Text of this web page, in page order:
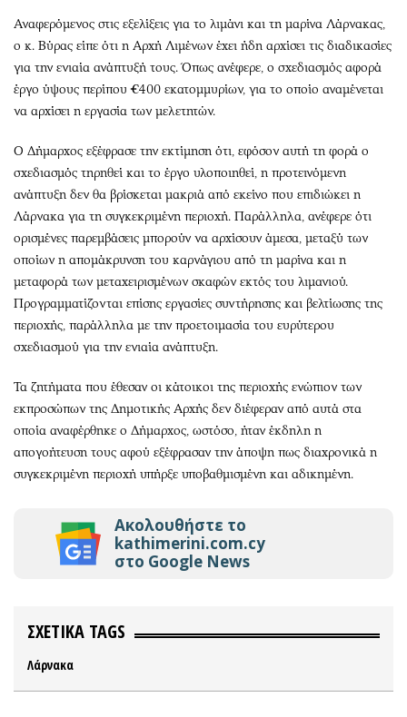
Αναφερόμενος στις εξελίξεις για το λιμάνι και τη μαρίνα Λάρνακας,
ο κ. Βύρας είπε ότι η Αρχή Λιμένων έχει ήδη αρχίσει τις διαδικασίες
για την ενιαία ανάπτυξή τους. Όπως ανέφερε, ο σχεδιασμός αφορά
έργο ύψους περίπου €400 εκατομμυρίων, για το οποίο αναμένεται
να αρχίσει η εργασία των μελετητών.
Ο Δήμαρχος εξέφρασε την εκτίμηση ότι, εφόσον αυτή τη φορά ο
σχεδιασμός τηρηθεί και το έργο υλοποιηθεί, η προτεινόμενη
ανάπτυξη δεν θα βρίσκεται μακριά από εκείνο που επιδιώκει η
Λάρνακα για τη συγκεκριμένη περιοχή. Παράλληλα, ανέφερε ότι
ορισμένες παρεμβάσεις μπορούν να αρχίσουν άμεσα, μεταξύ των
οποίων η απομάκρυνση του καρνάγιου από τη μαρίνα και η
μεταφορά των μεταχειρισμένων σκαφών εκτός του λιμανιού.
Προγραμματίζονται επίσης εργασίες συντήρησης και βελτίωσης της
περιοχής, παράλληλα με την προετοιμασία του ευρύτερου
σχεδιασμού για την ενιαία ανάπτυξη.
Τα ζητήματα που έθεσαν οι κάτοικοι της περιοχής ενώπιον των
εκπροσώπων της Δημοτικής Αρχής δεν διέφεραν από αυτά στα
οποία αναφέρθηκε ο Δήμαρχος, ωστόσο, ήταν έκδηλη η
απογοήτευση τους αφού εξέφρασαν την άποψη πως διαχρονικά η
συγκεκριμένη περιοχή υπήρξε υποβαθμισμένη και αδικημένη.
Ακολουθήστε το
kathimerini.com.cy
στο Google News
ΣΧΕΤΙΚΑ TAGS
Λάρνακα